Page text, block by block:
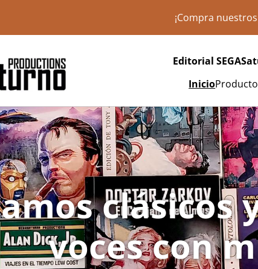
¡Compra
Editorial
Inicio
voces con